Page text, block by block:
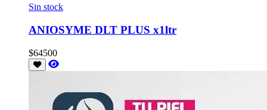
Sin stock
ANIOSYME DLT PLUS x1ltr
$64500